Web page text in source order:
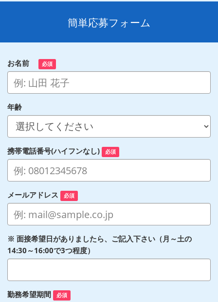
簡単応募フォーム
お名前 必須
年齢
携帯電話番号(ハイフンなし) 必須
メールアドレス 必須
※ 面接希望日がありましたら、ご記入下さい（月～土の
14:30～16:00で3つ程度）
勤務希望期間 必須